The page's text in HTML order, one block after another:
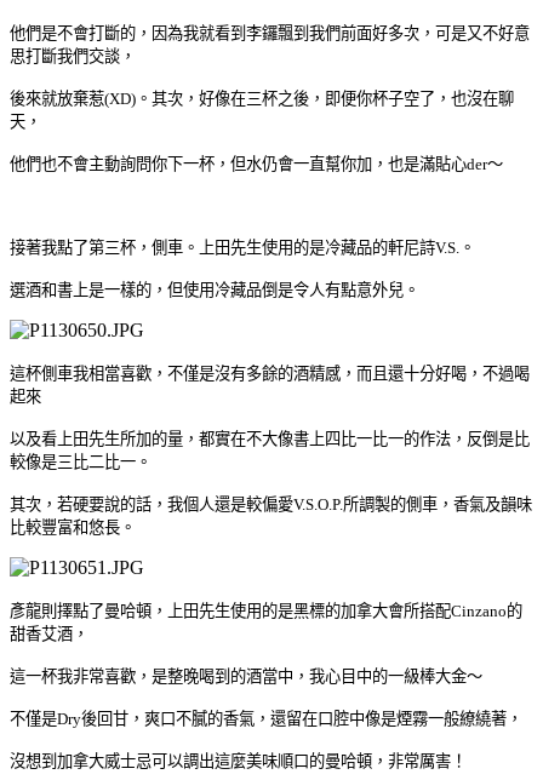
他們是不會打斷的， 因為我就看到李鑼飄到我們前面好多次， 可是又不好意
思打斷我們交談，
後來就放棄惹(XD) 。其次， 好像在三杯之後，即便你杯子空了， 也沒在聊
天，
他們也不會主動詢問你下一杯，但水仍會一直幫你加，也是滿貼心der～
接著我點了第三杯，側車。上田先生使用的是冷藏品的軒尼詩V.S.。
選酒和書上是一樣的，但使用冷藏品倒是令人有點意外兒。
這杯側車我相當喜歡，不僅是沒有多餘的酒精感，而且還十分好喝， 不過喝
起來
以及看上田先生所加的量， 都實在不大像書上四比一比一的作法，反倒是比
較像是三比二比一。
其次，若硬要說的話， 我個人還是較偏愛V.S.O.P.所調製的側車，香氣及韻味
比較豐富和悠長。
彥龍則擇點了曼哈頓，上田先生使用的是黑標的加拿大會所搭配Cinzano的
甜香艾酒，
這一杯我非常喜歡，是整晚喝到的酒當中，我心目中的一級棒大金～
不僅是Dry後回甘，爽口不膩的香氣 ，還留在口腔中像是煙霧一般繚繞著，
沒想到 加拿大威士忌可以調出這麼美味順口的曼哈頓，非常厲害 ！